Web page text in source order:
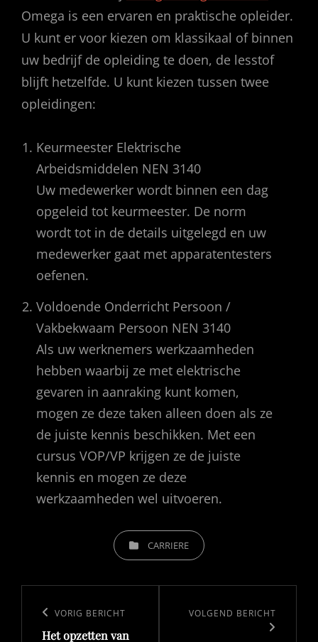
Omega is een ervaren en praktische opleider.
U kunt er voor kiezen om klassikaal of binnen
uw bedrijf de opleiding te doen, de lesstof
blijft hetzelfde. U kunt kiezen tussen twee
opleidingen:
Keurmeester Elektrische
Arbeidsmiddelen NEN 3140
Uw medewerker wordt binnen een dag
opgeleid tot keurmeester. De norm
wordt tot in de details uitgelegd en uw
medewerker gaat met apparatentesters
oefenen.
Voldoende Onderricht Persoon /
Vakbekwaam Persoon NEN 3140
Als uw werknemers werkzaamheden
hebben waarbij ze met elektrische
gevaren in aanraking kunt komen,
mogen ze deze taken alleen doen als ze
de juiste kennis beschikken. Met een
cursus VOP/VP krijgen ze de juiste
kennis en mogen ze deze
werkzaamheden wel uitvoeren.
CATEGORIEËNCARRIERE
navigatie
Vorig
bericht
VORIG BERICHT
Het opzetten van
Volgend
VOLGEND BERICHT